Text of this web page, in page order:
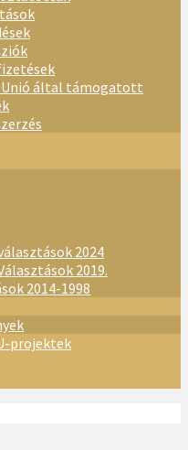
Unió által támogatott
2024
2019.
2014-1998
projektek